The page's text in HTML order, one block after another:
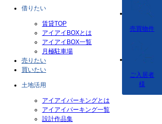
借りたい
賃貸TOP
アイアイBOXとは
アイアイBOX一覧
月極駐車場
売りたい
買いたい
土地活用
アイアイパーキングとは
アイアイパーキング一覧
設計作品集
売買物件
ご入居者
様